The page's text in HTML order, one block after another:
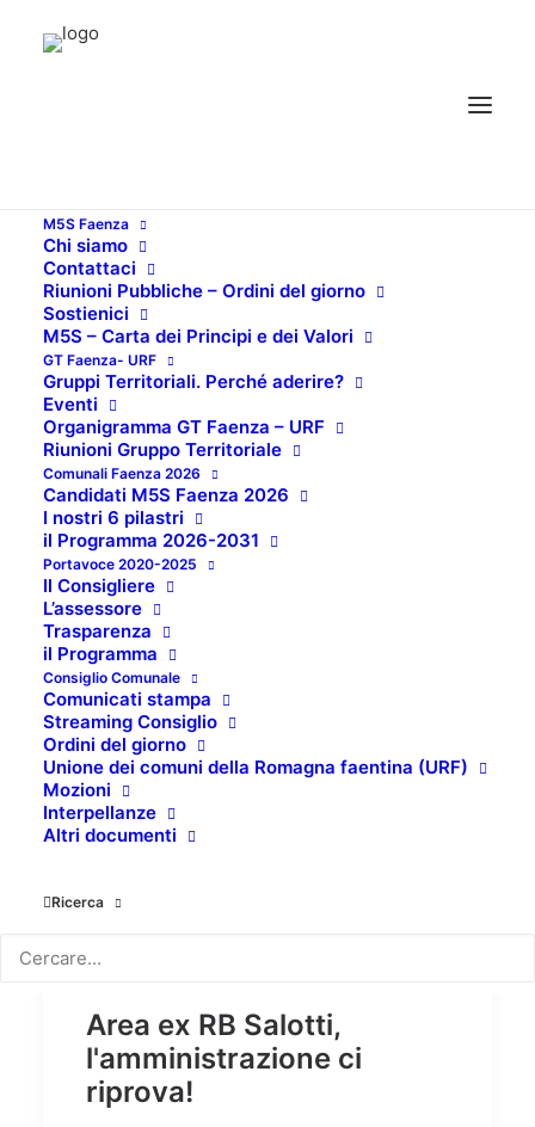
M5S Faenza
Chi siamo
Contattaci
Riunioni Pubbliche – Ordini del giorno
Sostienici
M5S – Carta dei Principi e dei Valori
GT Faenza- URF
Gruppi Territoriali. Perché aderire?
Eventi
Organigramma GT Faenza – URF
Riunioni Gruppo Territoriale
Comunali Faenza 2026
Candidati M5S Faenza 2026
I nostri 6 pilastri
il Programma 2026-2031
Portavoce 2020-2025
Il Consigliere
L’assessore
Trasparenza
il Programma
Consiglio Comunale
Comunicati stampa
Streaming Consiglio
Ordini del giorno
Unione dei comuni della Romagna faentina (URF)
Mozioni
Interpellanze
Altri documenti
Ricerca
bilancio previsionale
2016
Area ex RB Salotti,
l'amministrazione ci
riprova!